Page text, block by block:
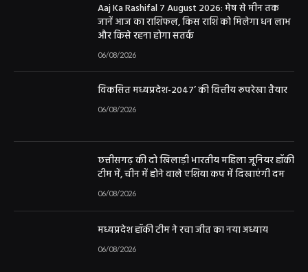
Aaj Ka Rashifal 7 August 2026: मेष से मीन तक
जानें आज का राशिफल, किस राशि को मिलेगा धन लाभ
और किसे रहना होगा सतर्क
06/08/2026
विकसित मध्यप्रदेश-2047’ की वित्तीय रूपरेखा तैयार
06/08/2026
छत्तीसगढ़ की दो खिलाड़ी भारतीय महिला जूनियर हॉकी
टीम में, चीन में होने वाले एशिया कप में दिखाएंगी दम
06/08/2026
मध्यप्रदेश हॉकी टीम ने रचा जीत का नया अध्याय
06/08/2026